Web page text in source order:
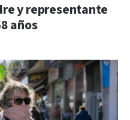
y representante
años